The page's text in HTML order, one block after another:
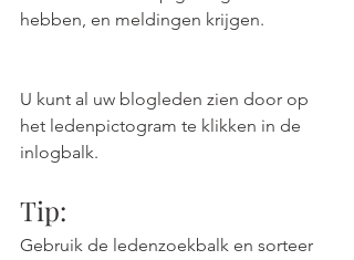
hebben, en meldingen krijgen.
U kunt al uw blogleden zien door op
het ledenpictogram te klikken in de
inlogbalk.
Tip:
Gebruik de ledenzoekbalk en sorteer